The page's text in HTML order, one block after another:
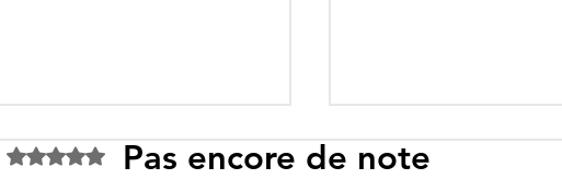
Noté 0 étoile sur 5.Pas encore de note